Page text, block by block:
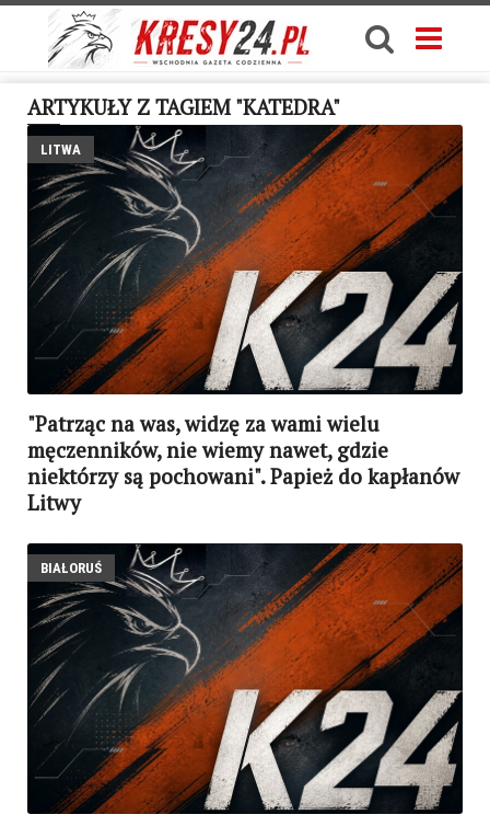
ARTYKUŁY Z TAGIEM "KATEDRA"
LITWA
"Patrząc na was, widzę za wami wielu
męczenników, nie wiemy nawet, gdzie
niektórzy są pochowani". Papież do kapłanów
Litwy
BIAŁORUŚ